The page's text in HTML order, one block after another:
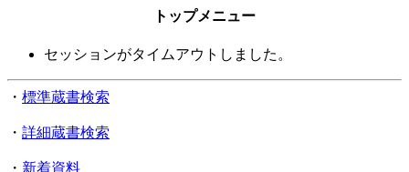
トップメニュー
セッションがタイムアウトしました。
・ 標準蔵書検索
・ 詳細蔵書検索
・ 新着資料